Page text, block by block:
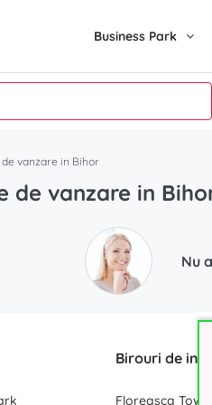
Business Park
vanzare in Bihor
de vanzare in
Nu
Birouri de
Floreasca Tower